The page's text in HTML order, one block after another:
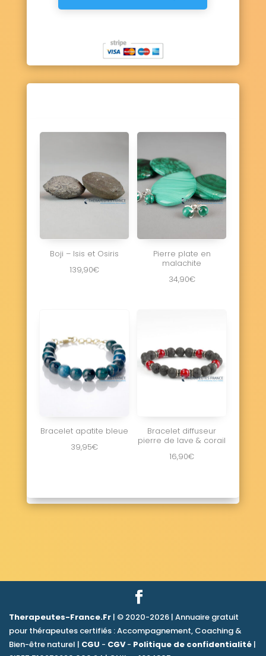
Boji – Isis et Osiris
139,90€
Pierre plate en
malachite
34,90€
Bracelet apatite bleue
39,95€
Bracelet diffuseur
pierre de lave & corail
16,90€
Therapeutes-France.Fr | © 2020-2026 | Annuaire gratuit
pour thérapeutes certifiés : Accompagnement, Coaching &
Bien-être naturel | CGU - CGV- Politique de confidentialité |